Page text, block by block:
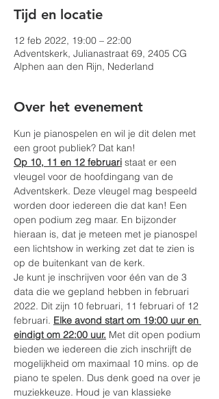
Tijd en locatie
12 feb 2022, 19:00 – 22:00
Adventskerk, Julianastraat 69, 2405 CG
Alphen aan den Rijn, Nederland
Over het evenement
Kun je pianospelen en wil je dit delen met
een groot publiek? Dat kan!
Op 10, 11 en 12 februari staat er een
vleugel voor de hoofdingang van de
Adventskerk. Deze vleugel mag bespeeld
worden door iedereen die dat kan! Een
open podium zeg maar. En bijzonder
hieraan is, dat je meteen met je pianospel
een lichtshow in werking zet dat te zien is
op de buitenkant van de kerk.
Je kunt je inschrijven voor één van de 3
data die we gepland hebben in februari
2022. Dit zijn 10 februari, 11 februari of 12
februari. Elke avond start om 19:00 uur en
eindigt om 22:00 uur. Met dit open podium
bieden we iedereen die zich inschrijft de
mogelijkheid om maximaal 10 mins. op de
piano te spelen. Dus denk goed na over je
muziekkeuze. Houd je van klassieke